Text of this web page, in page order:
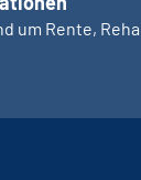
um Rente,